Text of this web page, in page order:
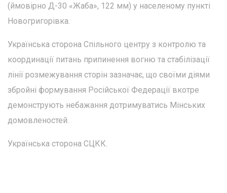
(ймовірно Д-30 «Жаба», 122 мм) у населеному пункті
Новогригорівка.
Українська сторона Спільного центру з контролю та
координації питань припинення вогню та стабілізації
лінії розмежування сторін зазначає, що своїми діями
збройні формування Російської Федерації вкотре
демонструють небажання дотримуватись Мінських
домовленостей.
Українська сторона СЦКК.